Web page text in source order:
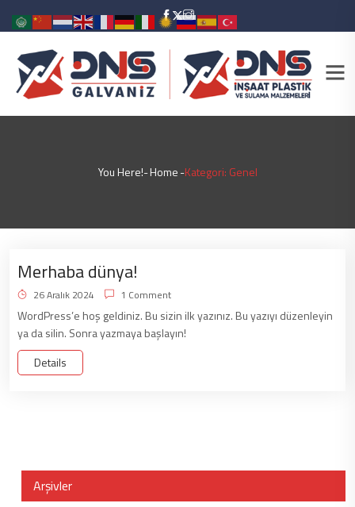
You Here!-Home-Kategori: Genel
Merhaba dünya!
26 Aralık 2024 1 Comment
WordPress’e hoş geldiniz. Bu sizin ilk yazınız. Bu yazıyı düzenleyin
ya da silin. Sonra yazmaya başlayın!
Details
Arşivler